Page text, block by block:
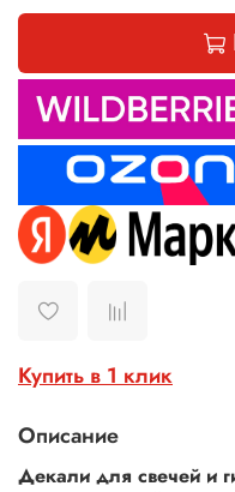
Купить в 1 клик
Описание
Декали для свечей и